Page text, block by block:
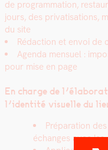
de pro­gram­ma­tion,
jours, des pri­vati­sa­tions,
du site
Rédac­tion et envoi de
Agen­da men­su­el :
pour mise en page
En charge de
l’identité visuelle du
Pré­pa­ra­tion
échanges avec